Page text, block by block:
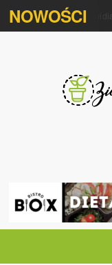
NOWOŚCI
Kiwi (Actinidia